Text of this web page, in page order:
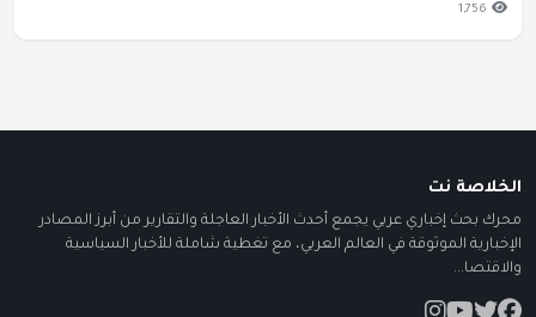
1,756
الخلاصة نت
محرك بحث إخباري عربي يجمع أحدث الأخبار العاجلة والتقارير من أبرز المصادر
الإخبارية الموثوقة في العالم العربي، مع تغطية شاملة للأخبار السياسية
والاقتصا...